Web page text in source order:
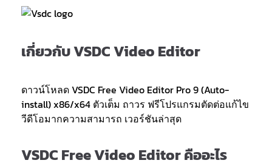
เกี่ยวกับ VSDC Video Editor
ดาวน์โหลด VSDC Free Video Editor Pro 9 (Auto-
install) x86/x64 ตัวเต็ม ถาวร ฟรีโปรแกรมตัดต่อแก้ไข
วีดีโอมากความสามารถ เวอร์ชันล่าสุด
VSDC Free Video Editor คืออะไร